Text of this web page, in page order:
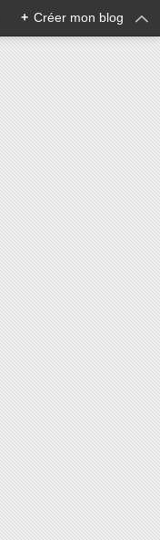
+ Créer mon blog